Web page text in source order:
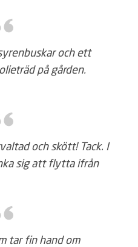
och ett
på gården.
och skött! Tack. I
sig att flytta ifrån
tar fin hand om